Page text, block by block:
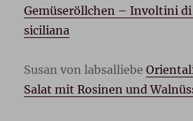
Gemüseröllchen – Involtini di
siciliana
Susan von labsalliebe
Salat mit Rosinen und